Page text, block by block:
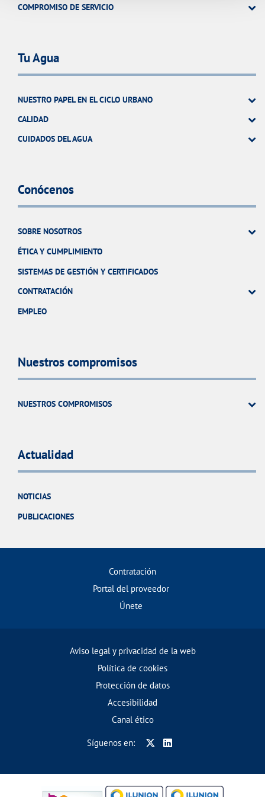
COMPROMISO DE SERVICIO
Tu Agua
NUESTRO PAPEL EN EL CICLO URBANO
CALIDAD
CUIDADOS DEL AGUA
Conócenos
SOBRE NOSOTROS
ÉTICA Y CUMPLIMIENTO
SISTEMAS DE GESTIÓN Y CERTIFICADOS
CONTRATACIÓN
EMPLEO
Nuestros compromisos
NUESTROS COMPROMISOS
Actualidad
NOTICIAS
PUBLICACIONES
Contratación
Portal del proveedor
Únete
Aviso legal y privacidad de la web
Política de cookies
Protección de datos
Accesibilidad
Canal ético
Síguenos en: